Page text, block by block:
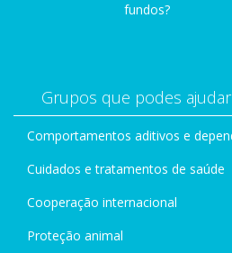
fundos?
Grupos que podes
Comportamentos aditivos e
Cuidados e tratamentos de saúde
Cooperação internacional
Proteção animal